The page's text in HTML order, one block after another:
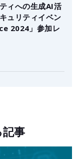
ィへの生成AI活
ュリティイベン
2024」参加レ
事